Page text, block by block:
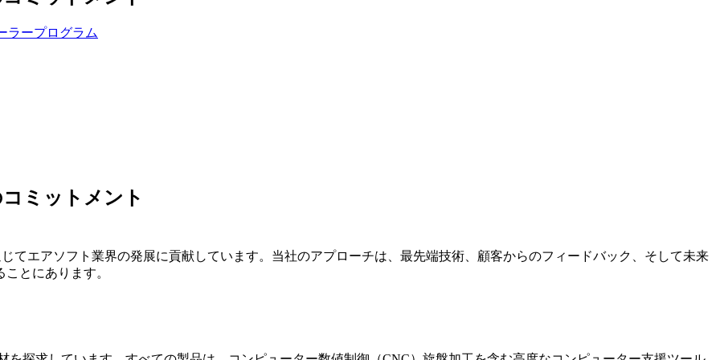
ラープログラム
ミットメント
てエアソフト業界の発展に貢献しています。当社のアプローチは、最先端技術、顧客からのフィードバック、そして未来
とにあります。